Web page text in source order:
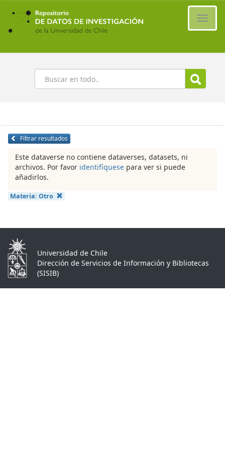
Ir
contenido
principal
Buscar
Filtrar resultados
Este dataverse no contiene dataverses, datasets, ni
archivos. Por favor identifíquese para ver si puede
añadirlos.
Materia: Otro
Universidad de Chile
Dirección de Servicios de Información y Bibliotecas
(SISIB)